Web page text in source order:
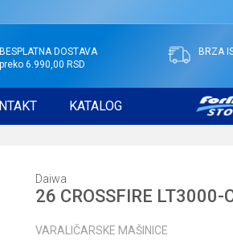
BESPLATNA DOSTAVA
preko 6.990,00 RSD
BRZA
KATALOG
Daiwa
26 CROSSFIRE
VARALIČARSKE MAŠINICE